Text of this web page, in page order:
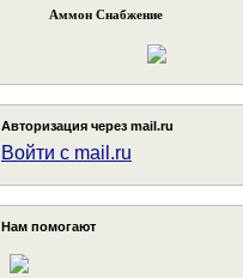
Аммон Снабжение
Авторизация через mail.ru
Войти с mail.ru
Нам помогают